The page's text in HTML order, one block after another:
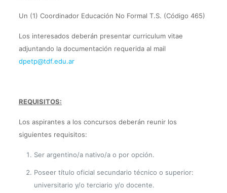
Un (1) Coordinador Educación No Formal T.S. (Código 465)
Los interesados deberán presentar curriculum vitae
adjuntando la documentación requerida al mail
dpetp@tdf.edu.ar
REQUISITOS:
Los aspirantes a los concursos deberán reunir los
siguientes requisitos:
Ser argentino/a nativo/a o por opción.
Poseer título oficial secundario técnico o superior:
universitario y/o terciario y/o docente.